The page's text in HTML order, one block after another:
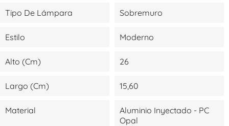
Tipo De Lámpara Sobremuro
Estilo Moderno
Alto (cm) 26
Largo (cm) 15,60
Material
Aluminio Inyectado - PC
Opal